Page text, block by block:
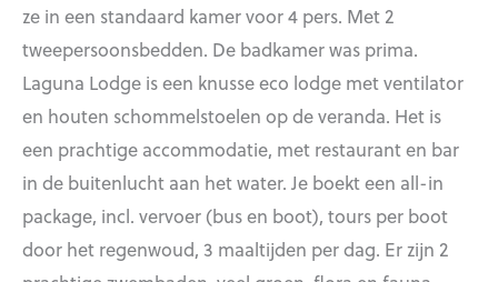
ze in een standaard kamer voor 4 pers. Met 2
tweepersoonsbedden. De badkamer was prima.
Laguna Lodge is een knusse eco lodge met ventilator
en houten schommelstoelen op de veranda. Het is
een prachtige accommodatie, met restaurant en bar
in de buitenlucht aan het water. Je boekt een all-in
package, incl. vervoer (bus en boot), tours per boot
door het regenwoud, 3 maaltijden per dag. Er zijn 2